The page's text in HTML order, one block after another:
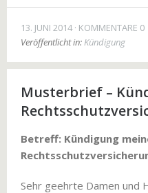
13. JUNI 2014 KOMMENTARE 0
Veröffentlicht in:Kündigung
Musterbrief –
Betreff: Kündigung
Sehr geehrte Damen und